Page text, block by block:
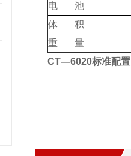
电 池
体 积
重 量
CT—6020标准配置